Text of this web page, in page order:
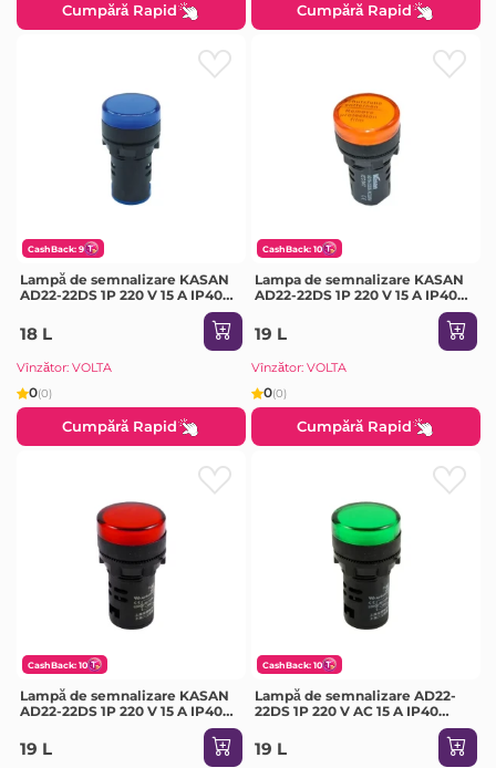
Cumpără Rapid Cumpără Rapid
CashBack: 9
Lampă de semnalizare KASAN
AD22-22DS 1P 220 V 15 A IP40
18 L
Vînzător: VOLTA
0(0)
Cumpără Rapid
CashBack: 10
Lampa de semnalizare KASAN
AD22-22DS 1P 220 V 15 A IP40
19 L
Vînzător: VOLTA
0(0)
Cumpără Rapid
CashBack: 10
Lampă de semnalizare KASAN
AD22-22DS 1P 220 V 15 A IP40
19 L
CashBack: 10
Lampă de semnalizare AD22-
22DS 1P 220 V AC 15 A IP40
19 L